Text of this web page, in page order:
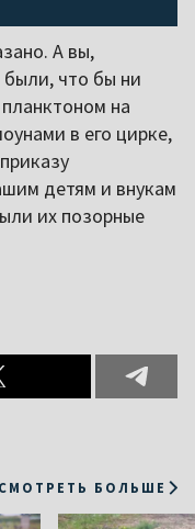
А вы,
что бы ни
на
в его цирке,
детям и внукам
их позорные
БОЛЬШЕ